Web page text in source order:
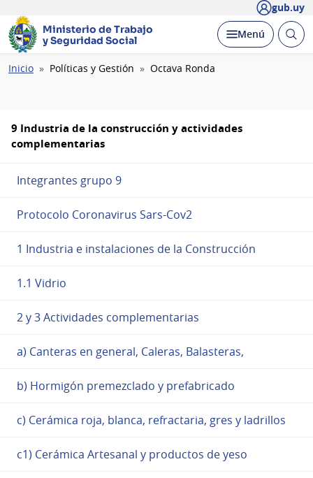
gub.uy
Ministerio de Trabajo
y Seguridad Social
Desplegar
Menú Abrir
Ruta
Inicio Políticas y Gestión Octava Ronda
9 Industria de la construcción y actividades
complementarias
Integrantes grupo 9
Protocolo Coronavirus Sars-Cov2
1 Industria e instalaciones de la Construcción
1.1 Vidrio
2 y 3 Actividades complementarias
a) Canteras en general, Caleras, Balasteras,
b) Hormigón premezclado y prefabricado
c) Cerámica roja, blanca, refractaria, gres y ladrillos
c1) Cerámica Artesanal y productos de yeso